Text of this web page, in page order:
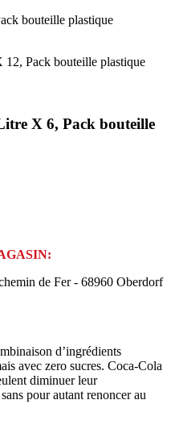
X 6, Pack bouteille
de Fer - 68960 Oberdorf
d’ingrédients
avec zero sucres. Coca-Cola
diminuer leur
pour autant renoncer au